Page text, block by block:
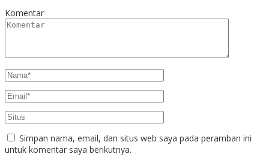
Komentar
Simpan nama, email, dan situs web saya pada peramban ini
untuk komentar saya berikutnya.